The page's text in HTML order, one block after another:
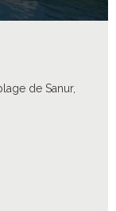
de Sanur,